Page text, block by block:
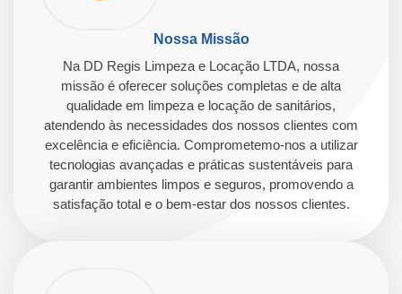
Nossa Missão
Na DD Regis Limpeza e Locação LTDA, nossa
missão é oferecer soluções completas e de alta
qualidade em limpeza e locação de sanitários,
atendendo às necessidades dos nossos clientes com
excelência e eficiência. Comprometemo-nos a utilizar
tecnologias avançadas e práticas sustentáveis para
garantir ambientes limpos e seguros, promovendo a
satisfação total e o bem-estar dos nossos clientes.